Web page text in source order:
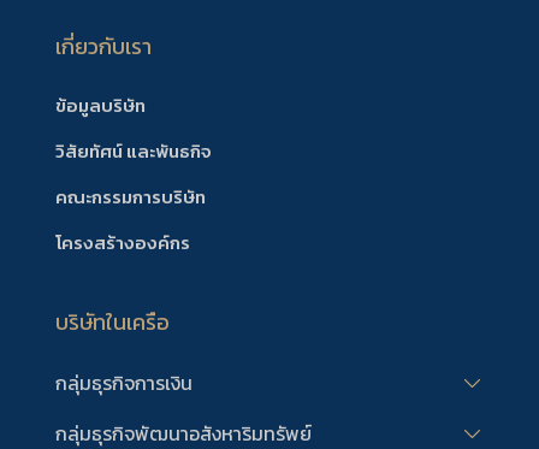
เกี่ยวกับเรา
ข้อมูลบริษัท
วิสัยทัศน์ และพันธกิจ
คณะกรรมการบริษัท
โครงสร้างองค์กร
บริษัทในเครือ
กลุ่มธุรกิจการเงิน
กลุ่มธุรกิจพัฒนาอสังหาริมทรัพย์